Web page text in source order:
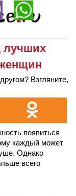
лучших
Взгляните,
появиться
каждый может
Однако
всего